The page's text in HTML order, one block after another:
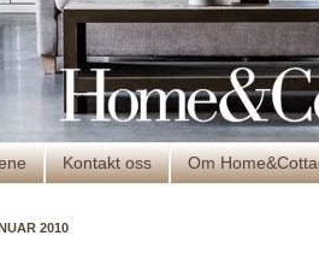
Kontakt oss Om
2010